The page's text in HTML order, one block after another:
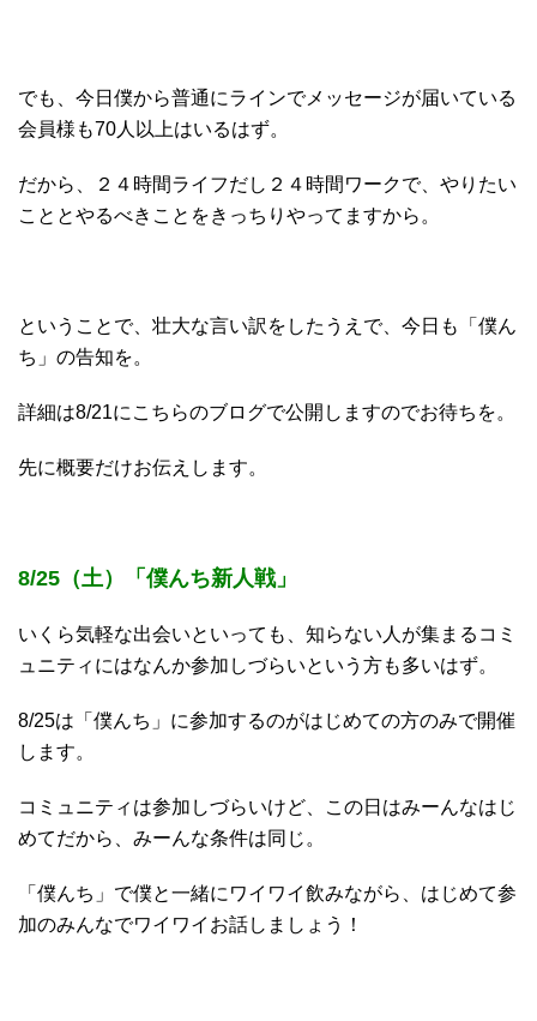
でも、今日僕から普通にラインでメッセージが届いている
会員様も70人以上はいるはず。
だから、２４時間ライフだし２４時間ワークで、やりたい
こととやるべきことをきっちりやってますから。
ということで、壮大な言い訳をしたうえで、今日も「僕ん
ち」の告知を。
詳細は8/21にこちらのブログで公開しますのでお待ちを。
先に概要だけお伝えします。
8/25（土）「僕んち新人戦」
いくら気軽な出会いといっても、知らない人が集まるコミ
ュニティにはなんか参加しづらいという方も多いはず。
8/25は「僕んち」に参加するのがはじめての方のみで開催
します。
コミュニティは参加しづらいけど、この日はみーんなはじ
めてだから、みーんな条件は同じ。
「僕んち」で僕と一緒にワイワイ飲みながら、はじめて参
加のみんなでワイワイお話しましょう！